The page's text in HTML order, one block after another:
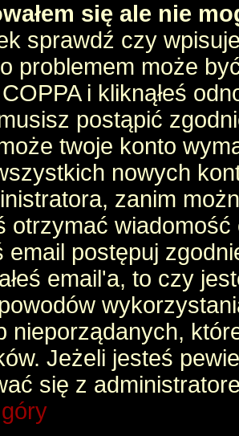
się ale nie
sprawdź czy
problemem może
i kliknąłeś
postąpić
twoje konto
nowych
zanim
otrzymać
email postępuj
email'a, to czy
nieporządanych,
Jeżeli jesteś
się z